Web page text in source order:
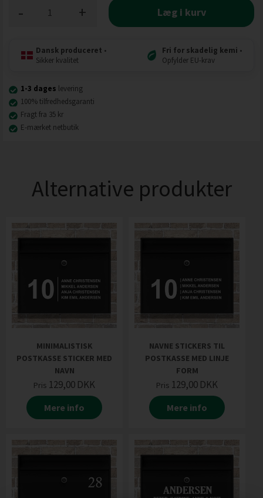
+
- Læg i kurv
Dansk produceret •
Sikker kvalitet
Fri for skadelig kemi •
Opfylder EU-krav
1-3 dages levering
100% tilfredhedsgaranti
Fragt fra 35 kr
E-mærket netbutik
Alternative produkter
MINIMALISTISK
POSTKASSE STICKER MED
NAVN
Pris 129,00 DKK
Mere info
NAVNE STICKERS TIL
POSTKASSE MED LINJE
FORM
Pris 129,00 DKK
Mere info